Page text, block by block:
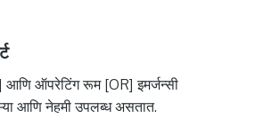
आणि ऑपरेटिंग रूम [OR] इमर्जन्सी
आणि नेहमी उपलब्ध असतात.